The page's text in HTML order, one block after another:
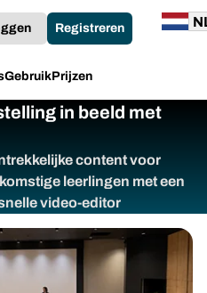
GebruikPrijzen
Registreren
in beeld met
content voor
leerlingen met een
video-editor